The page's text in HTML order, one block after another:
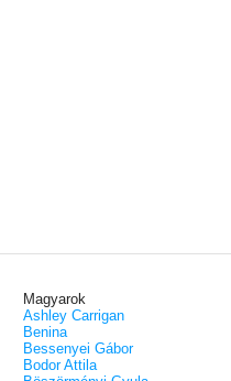
Magyarok
Ashley Carrigan
Benina
Bessenyei Gábor
Bodor Attila